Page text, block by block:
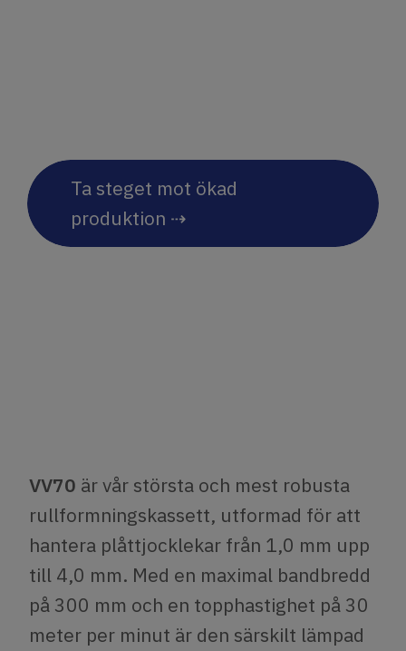
Ta steget mot ökad
produktion ⇢
VV70 är vår största och mest robusta
rullformningskassett, utformad för att
hantera plåttjocklekar från 1,0 mm upp
till 4,0 mm. Med en maximal bandbredd
på 300 mm och en topphastighet på 30
meter per minut är den särskilt lämpad